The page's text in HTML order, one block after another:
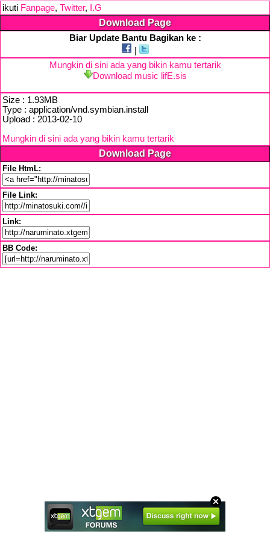
ikuti Fanpage, Twitter, I.G
Download Page
Biar Update Bantu Bagikan ke :
Mungkin di sini ada yang bikin kamu tertarik
Download music lifE.sis
Size : 1.93MB
Type : application/vnd.symbian.install
Upload : 2013-02-10
Mungkin di sini ada yang bikin kamu tertarik
Download Page
File HtmL:
File Link:
Link:
BB Code: